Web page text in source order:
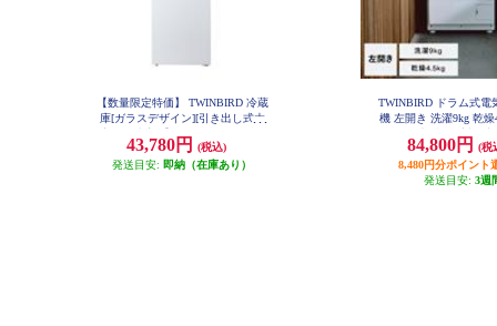
【数量限定特価】 TWINBIRD 冷蔵
庫[ガラスデザイン][引き出し式大
ホワイト】★大型配送対象商品 H
R-E923W
43,780円
(税込)
発送目安: 即納（在庫あり）
TWINBIRD ドラム式電
機 左開き 洗濯9kg 乾燥
D90W
84,800円
(税
8,480円分ポイント
発送目安: 3週